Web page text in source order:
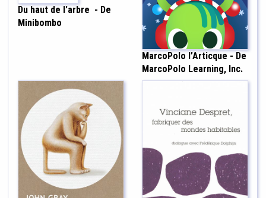
Du haut de l'arbre - De
Minibombo
MarcoPolo l’Articque - De
MarcoPolo Learning, Inc.